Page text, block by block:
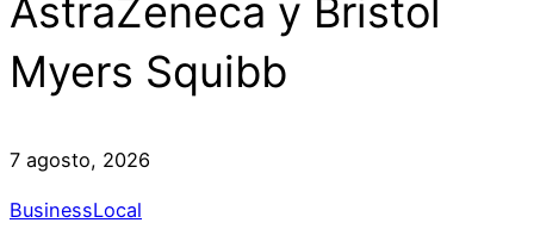
AstraZeneca y Bristol
Myers Squibb
7 agosto, 2026
BusinessLocal